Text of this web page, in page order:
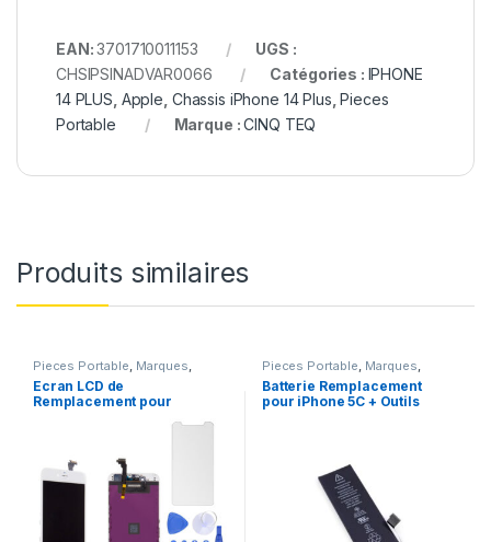
EAN:3701710011153
UGS :
CHSIPSINADVAR0066
Catégories : IPHONE
14 PLUS Apple Chassis iPhone 14 Plus ,Pieces
Portable
Marque :CINQ TEQ
Produits similaires
Pieces Portable, Marques,
Apple iPhone 6
Ecran LCD de
Remplacement pour
Pieces Portable, Marques,
Apple iPhone 5C Batteries et
chargeurs,Batteries Apple
Batterie Remplacement
pour iPhone 5C + Outils